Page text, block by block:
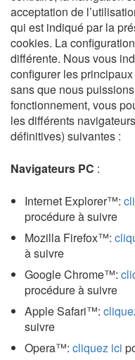
acceptation de
qui est indiqué par la
cookies. La
différente. Nous vous
configurer les
sans que nous
fonctionnement, vous
les différents
définitives) suivantes :
Navigateurs PC :
Internet Explorer™:
procédure à suivre
Mozilla Firefox™:
à suivre
Google Chrome™:
procédure à suivre
Apple Safari™:
suivre
Opera™: cliquez ici